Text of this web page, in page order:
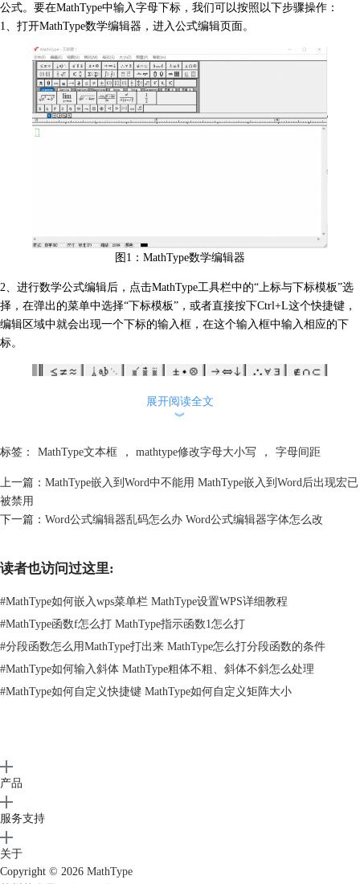
公式。要在MathType中输入字母下标 ，我们可以按照以下步骤操作：
1、打开MathType数学编辑器，进入公式编辑页面。
图1：MathType数学编辑器
2、进行数学公式编辑后，点击MathType工具栏中的“上标与下标模板”选
择，在弹出的菜单中选择“下标模板”，或者直接按下Ctrl+L这个快捷键，
编辑区域中就会出现一个下标的输入框，在这个输入框中输入相应的下
标。
3、输入完成后，光标仍然放到下标的输入框中，再重复一遍上述的操
成了多层的下标编辑。
二、MathType字母间距太大怎么缩小
在使用MathType软件输入公式时，有时会发现符号与符号之间的间距过
大或者过小，达不到我们自己想要的效果。下面，我们学习MathType字
母间距太大怎么缩小的具体操作。
1、打开MathType编辑窗口，输入我们需要的公式。
展开阅读全文
︾
标签： MathType文本框 ， mathtype修改字母大小写 ， 字母间距
上一篇： MathType嵌入到Word中不能用 MathType嵌入到Word后出现宏已
被禁用
下一篇： Word公式编辑器乱码怎么办 Word公式编辑器字体怎么改
读者也访问过这里:
#MathType如何嵌入wps菜单栏 MathType设置WPS详细教程
#MathType函数f怎么打 MathType指示函数1怎么打
#分段函数怎么用MathType打出来 MathType怎么打分段函数的条件
#MathType如何输入斜体 MathType粗体不粗、斜体不斜怎么处理
#MathType如何自定义快捷键 MathType如何自定义矩阵大小
产品
服务支持
关于
Copyright © 2026 MathType